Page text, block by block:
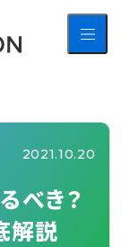
2021.10.20
べき？
解説